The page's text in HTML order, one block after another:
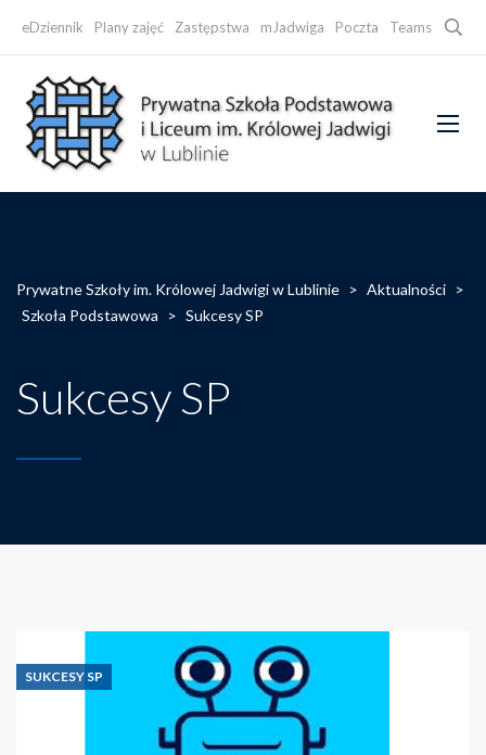
eDziennik Plany zajęć Zastępstwa mJadwiga Poczta Teams
Prywatne Szkoły im. Królowej Jadwigi w Lublinie > Aktualności >
Szkoła Podstawowa
> Sukcesy SP
Sukcesy SP
SUKCESY SP